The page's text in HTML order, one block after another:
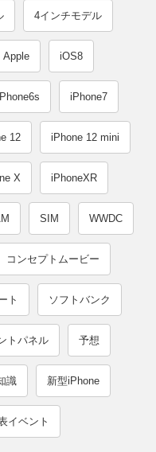
4インチモデル
Apple iOS8
iPhone7
12 iPhone 12 mini
X iPhoneXR
SIM WWDC
コンセプトムービー
ト ソフトバンク
トパネル 予想
識 新型iPhone
イベント